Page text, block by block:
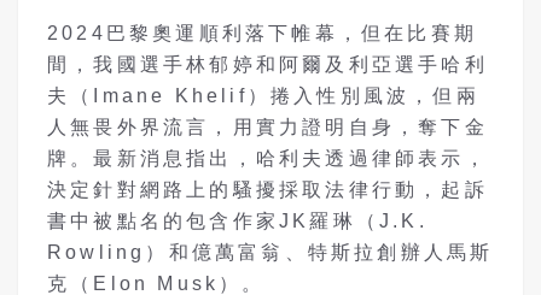
2024巴黎奧運順利落下帷幕，但在比賽期
間，我國選手林郁婷和阿爾及利亞選手哈利
夫（Imane Khelif）捲入性別風波，但兩
人無畏外界流言，用實力證明自身，奪下金
牌。最新消息指出，哈利夫透過律師表示，
決定針對網路上的騷擾採取法律行動，起訴
書中被點名的包含作家JK羅琳（J.K.
Rowling）和億萬富翁、特斯拉創辦人馬斯
克（Elon Musk）。